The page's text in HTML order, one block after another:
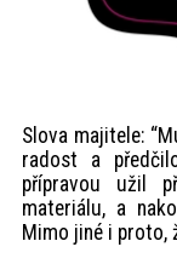
Slova majitele:
radost a
přípravou užil
materiálu, a
Mimo jiné i proto,